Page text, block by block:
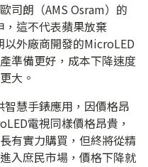
司朗（AMS Osram）的
這不代表蘋果放棄
外廠商開發的MicroLED
準備更好，成本下降速度
大。
慧手錶應用，因價格昂
電視同樣價格昂貴，
有實力購買，但終將從精
入庶民市場，價格下降就